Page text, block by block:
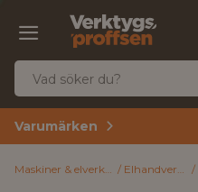
Varumärken
Maskiner & elverktyg Elhandverktyg